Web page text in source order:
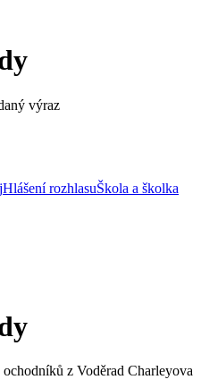
výraz
Hlášení rozhlasuŠkola a školka
z Voděrad Charleyova